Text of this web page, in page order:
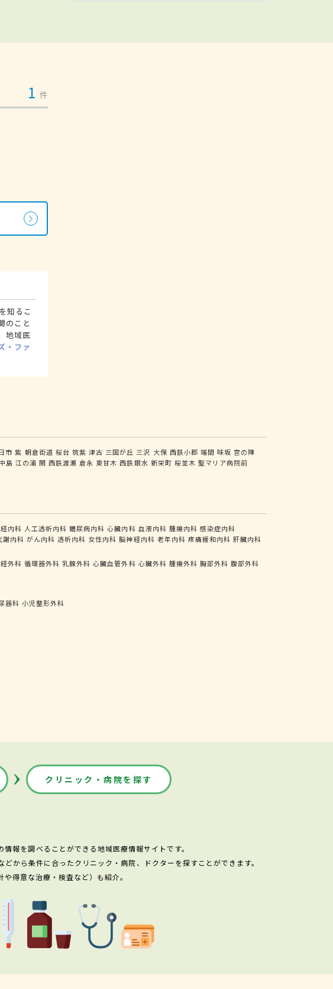
1 件
知るこ
のこと
地域医
・ファ
市 紫 朝倉街道 桜台 筑紫 津古 三国が丘 三沢 大保 西鉄小郡 端間 味坂 宮の陣
島 江の浦 開 西鉄渡瀬 倉永 東甘木 西鉄銀水 新栄町 桜並木 聖マリア病院前
内科 人工透析内科 糖尿病内科 心臓内科 血液内科 腫瘍内科 感染症内科
謝内科 がん内科 透析内科 女性内科 脳神経内科 老年内科 疼痛緩和内科 肝臓内科
外科 循環器外科 乳腺外科 心臓血管外科 心臓外科 腫瘍外科 胸部外科 腹部外科
器科 小児整形外科
クリニック・病院を探す
報を調べることができる地域医療情報サイトです。
から条件に合ったクリニック・病院、ドクターを探すことができます。
得意な治療・検査など）も紹介。